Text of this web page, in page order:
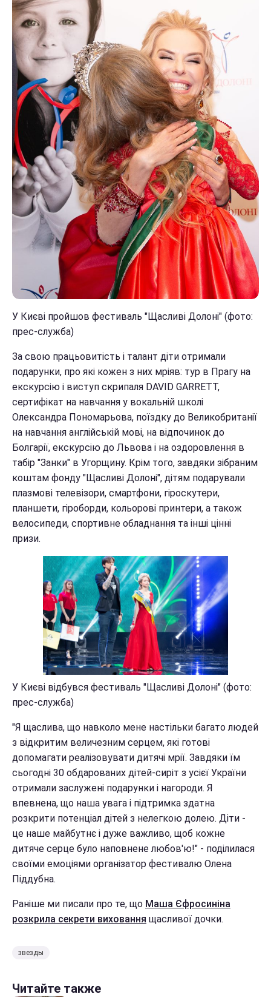
У Києві пройшов фестиваль "Щасливі Долоні" (фото:
прес-служба)
За свою працьовитість і талант діти отримали
подарунки, про які кожен з них мріяв: тур в Прагу на
екскурсію і виступ скрипаля DAVID GARRETT,
сертифікат на навчання у вокальній школі
Олександра Пономарьова, поїздку до Великобританії
на навчання англійській мові, на відпочинок до
Болгарії, екскурсію до Львова і на оздоровлення в
табір "Занки" в Угорщину. Крім того, завдяки зібраним
коштам фонду "Щасливі Долоні", дітям подарували
плазмові телевізори, смартфони, гіроскутери,
планшети, гіроборди, кольорові принтери, а також
велосипеди, спортивне обладнання та інші цінні
призи.
У Києві відбувся фестиваль "Щасливі Долоні" (фото:
прес-служба)
"Я щаслива, що навколо мене настільки багато людей
з відкритим величезним серцем, які готові
допомагати реалізовувати дитячі мрії. Завдяки їм
сьогодні 30 обдарованих дітей-сиріт з усієї України
отримали заслужені подарунки і нагороди. Я
впевнена, що наша увага і підтримка здатна
розкрити потенціал дітей з нелегкою долею. Діти -
це наше майбутнє і дуже важливо, щоб кожне
дитяче серце було наповнене любов'ю!" - поділилася
своїми емоціями організатор фестивалю Олена
Піддубна.
Раніше ми писали про те, що Маша Єфросиніна
розкрила секрети виховання щасливої дочки.
звезды
Читайте также